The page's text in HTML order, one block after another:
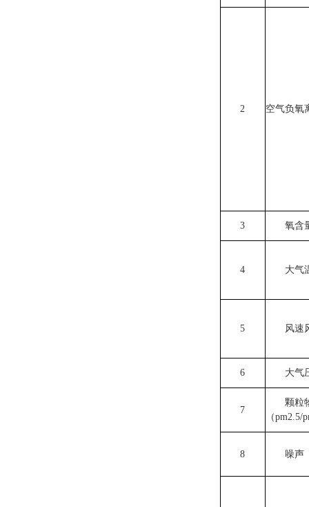
2 空气负氧
3 氧含
4 大气
5 风速
6 大气
7
颗粒
（pm2.5/
8 噪声